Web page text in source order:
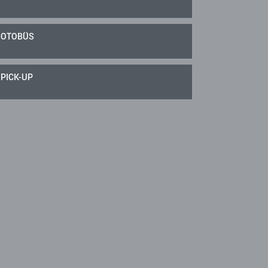
OTOBÜS
PICK-UP